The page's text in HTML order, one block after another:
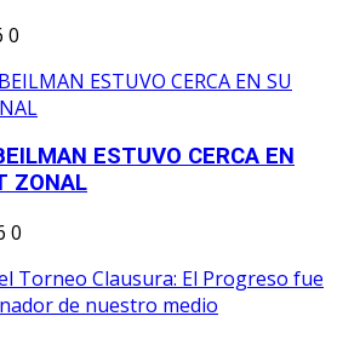
0
ESTUVO CERCA EN
ZONAL
0